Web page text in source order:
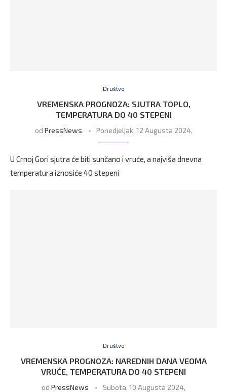
Društvo
VREMENSKA PROGNOZA: SJUTRA TOPLO,
TEMPERATURA DO 40 STEPENI
od PressNews Ponedjeljak, 12 Augusta 2024,
U Crnoj Gori sjutra će biti sunčano i vruće, a najviša dnevna
temperatura iznosiće 40 stepeni
Društvo
VREMENSKA PROGNOZA: NAREDNIH DANA VEOMA
VRUĆE, TEMPERATURA DO 40 STEPENI
od PressNews Subota, 10 Augusta 2024,